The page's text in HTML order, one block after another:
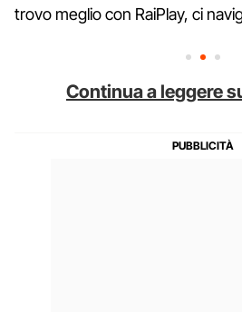
trovo meglio con RaiPlay, ci
Continua a leggere